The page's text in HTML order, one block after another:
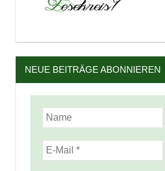
NEUE BEITRÄGE ABONNIEREN